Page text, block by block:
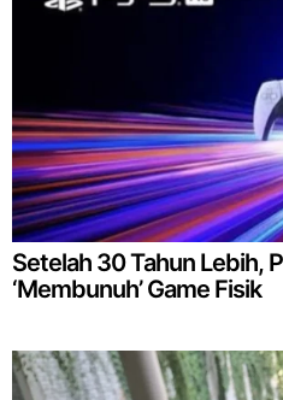
Setelah 30 Tahun Lebih,
‘Membunuh’ Game Fisik